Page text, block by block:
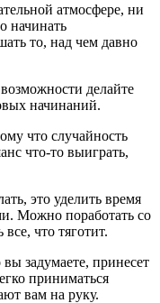
атмосфере, ни
начинать
то, над чем давно
делайте
начинаний.
что случайность
что-то выиграть,
это уделить время
Можно поработать со
что тяготит.
задумаете, принесет
приниматься
вам на руку.